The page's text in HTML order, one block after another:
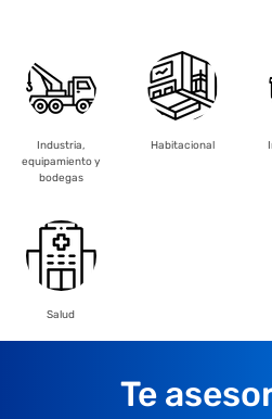
Industria,
equipamiento y
bodegas
Habitacional
Salud
Te